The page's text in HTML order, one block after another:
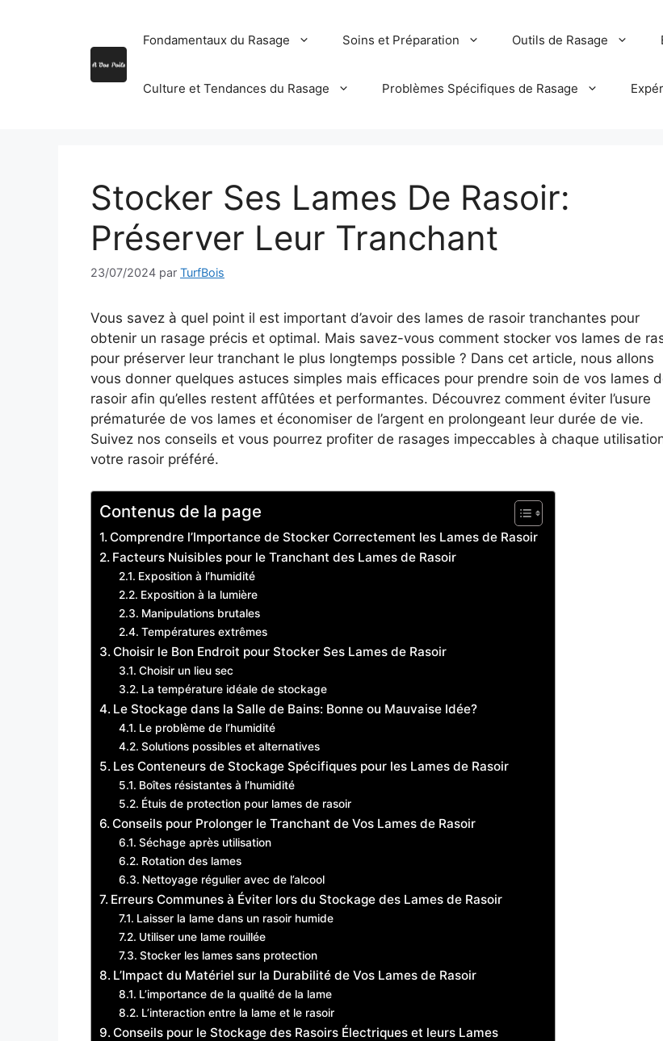
Fondamentaux du Rasage Soins et Préparation Outils de Rasage
Culture et Tendances du Rasage Problèmes Spécifiques de Rasage
Stocker Ses Lames De Rasoir:
Préserver Leur Tranchant
23/07/2024 par TurfBois
Vous savez à quel point il est important d’avoir des lames de rasoir tranchantes pour
obtenir un rasage précis et optimal. Mais savez-vous comment stocker vos lames de
pour préserver leur tranchant le plus longtemps possible ? Dans cet article, nous allons
vous donner quelques astuces simples mais efficaces pour prendre soin de vos lames
rasoir afin qu’elles restent affûtées et performantes. Découvrez comment éviter l’usure
prématurée de vos lames et économiser de l’argent en prolongeant leur durée de vie.
Suivez nos conseils et vous pourrez profiter de rasages impeccables à chaque
votre rasoir préféré.
Contenus de la page
Comprendre l’Importance de Stocker Correctement les Lames de Rasoir
Facteurs Nuisibles pour le Tranchant des Lames de Rasoir
Exposition à l’humidité
Exposition à la lumière
Manipulations brutales
Températures extrêmes
Choisir le Bon Endroit pour Stocker Ses Lames de Rasoir
Choisir un lieu sec
La température idéale de stockage
Le Stockage dans la Salle de Bains: Bonne ou Mauvaise Idée?
Le problème de l’humidité
Solutions possibles et alternatives
Les Conteneurs de Stockage Spécifiques pour les Lames de Rasoir
Boîtes résistantes à l’humidité
Étuis de protection pour lames de rasoir
Conseils pour Prolonger le Tranchant de Vos Lames de Rasoir
Séchage après utilisation
Rotation des lames
Nettoyage régulier avec de l’alcool
Erreurs Communes à Éviter lors du Stockage des Lames de Rasoir
Laisser la lame dans un rasoir humide
Utiliser une lame rouillée
Stocker les lames sans protection
L’Impact du Matériel sur la Durabilité de Vos Lames de Rasoir
L’importance de la qualité de la lame
L’interaction entre la lame et le rasoir
Conseils pour le Stockage des Rasoirs Électriques et leurs Lames